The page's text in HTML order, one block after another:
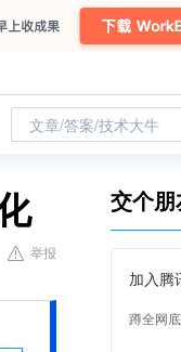
文章/答案/技术大牛
举报
交个
加入腾
蹲全网